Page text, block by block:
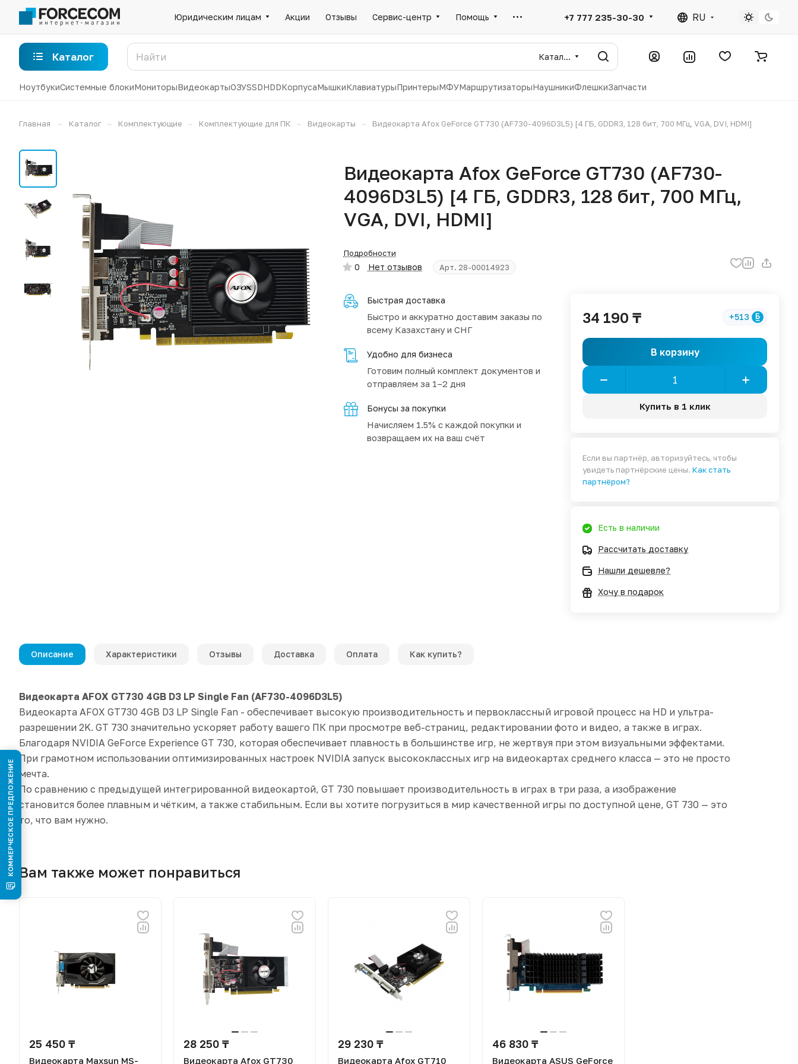
Юридическим лицам Акции Отзывы Сервис-центр Помощь +7 777 235-30-30 RU
Каталог Каталог
НоутбукиСистемные блокиМониторыВидеокартыОЗУSSDHDDКорпусаМышкиКлавиатурыПринтерыМФУМаршрутизаторыНаушникиФлешкиЗапчасти
Главная – Каталог – Комплектующие – Комплектующие для ПК – Видеокарты – Видеокарта Afox GeForce GT730 (AF730-4096D3L5) [4 ГБ, GDDR3, 128 бит, 700 МГц, VGA, DVI, HDMI]
Видеокарта Afox GeForce GT730 (AF730-
4096D3L5) [4 ГБ, GDDR3, 128 бит, 700 МГц,
VGA, DVI, HDMI]
Подробности
0 Нет отзывов Арт. 28-00014923
Быстрая доставка
Быстро и аккуратно доставим заказы по
всему Казахстану и СНГ
Удобно для бизнеса
Готовим полный комплект документов и
отправляем за 1–2 дня
Бонусы за покупки
Начисляем 1.5% с каждой покупки и
возвращаем их на ваш счёт
34 190 ₸ +513
В корзину
Купить в 1 клик
Если вы партнёр, авторизуйтесь, чтобы
увидеть партнёрские цены.Как стать
партнёром?
Есть в наличии
Рассчитать доставку
Нашли дешевле?
Хочу в подарок
Описание Характеристики Отзывы Доставка Оплата Как купить?
Видеокарта AFOX GT730 4GB D3 LP Single Fan (AF730-4096D3L5)
Видеокарта AFOX GT730 4GB D3 LP Single Fan - обеспечивает высокую производительность и первоклассный игровой процесс на HD и ультра-
разрешении 2K. GT 730 значительно ускоряет работу вашего ПК при просмотре веб-страниц, редактировании фото и видео, а также в играх.
Благодаря NVIDIA GeForce Experience GT 730, которая обеспечивает плавность в большинстве игр, не жертвуя при этом визуальными эффектами.
При грамотном использовании оптимизированных настроек NVIDIA запуск высококлассных игр на видеокартах среднего класса — это не просто
мечта.
По сравнению с предыдущей интегрированной видеокартой, GT 730 повышает производительность в играх в три раза, а изображение
становится более плавным и чётким, а также стабильным. Если вы хотите погрузиться в мир качественной игры по доступной цене, GT 730 — это
то, что вам нужно.
Вам также может понравиться
25 450 ₸
Видеокарта Maxsun MS-
28 250 ₸
Видеокарта Afox GT730
29 230 ₸
Видеокарта Afox GT710
46 830 ₸
Видеокарта ASUS GeForce
КОММЕРЧЕСКОЕ ПРЕДЛОЖЕНИЕ